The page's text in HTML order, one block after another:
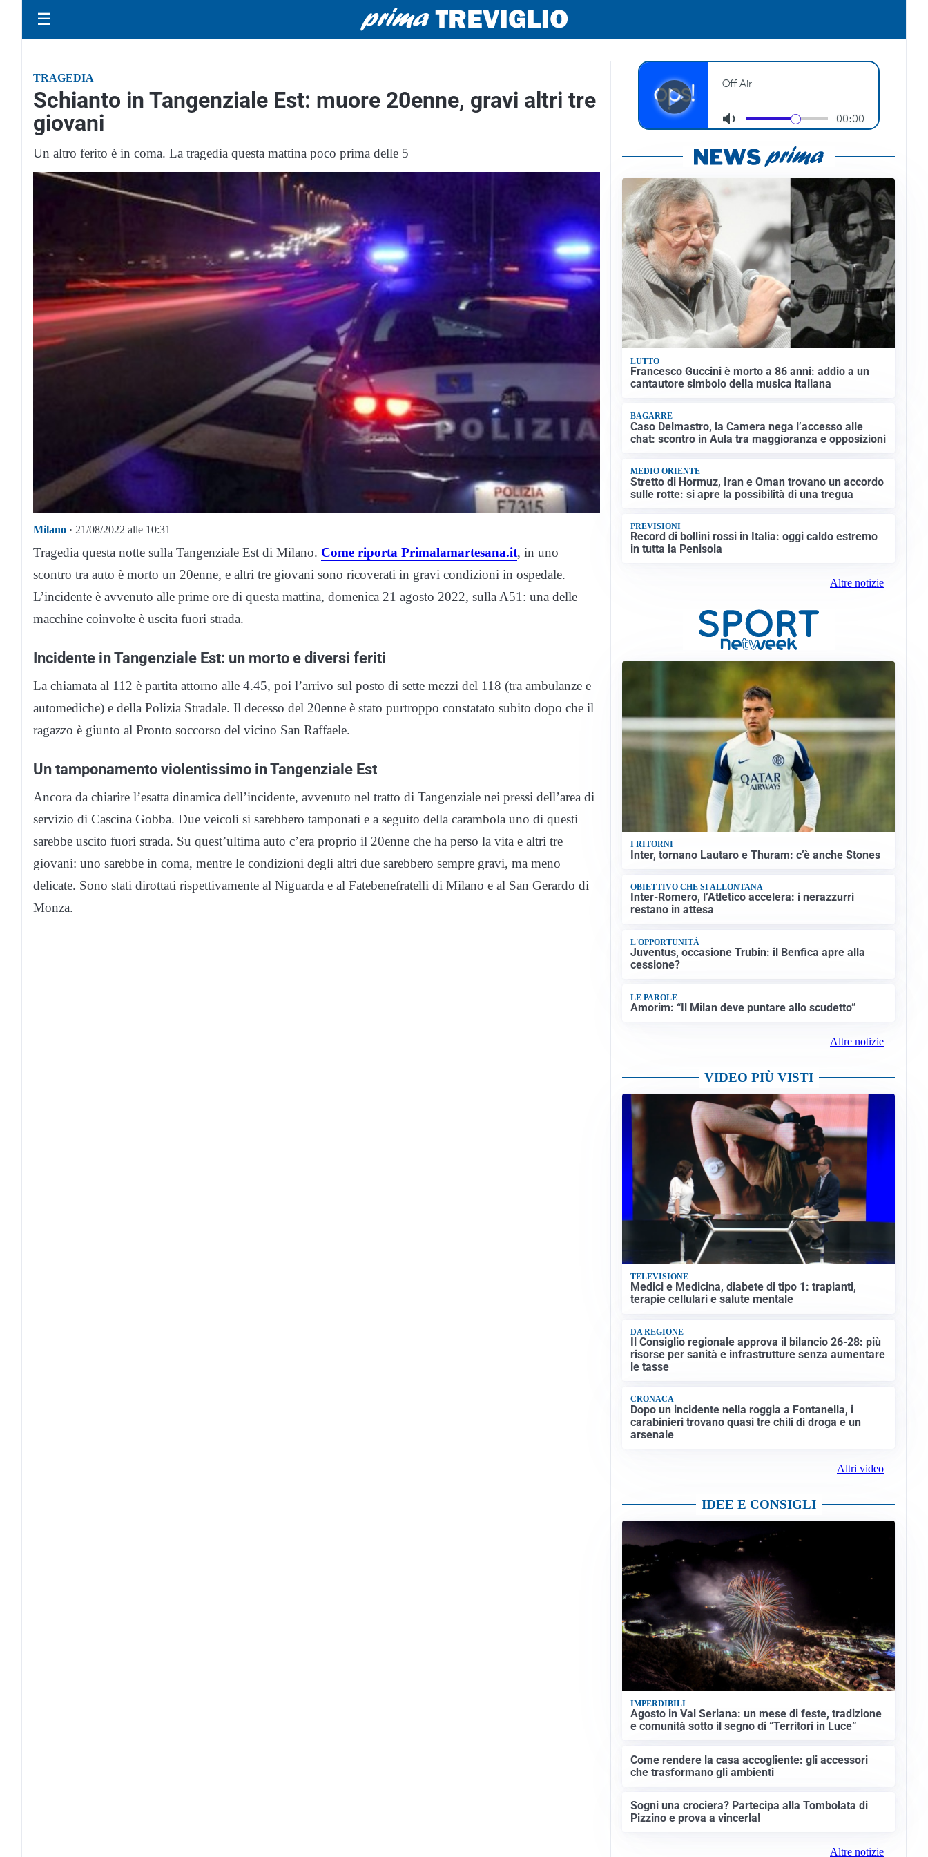
☰
TRAGEDIA
Schianto in Tangenziale Est: muore 20enne, gravi altri tre
giovani
Un altro ferito è in coma. La tragedia questa mattina poco prima delle 5
Milano · 21/08/2022 alle 10:31
Tragedia questa notte sulla Tangenziale Est di Milano. Come riporta Primalamartesana.it, in uno
scontro tra auto è morto un 20enne, e altri tre giovani sono ricoverati in gravi condizioni in ospedale.
L’incidente è avvenuto alle prime ore di questa mattina, domenica 21 agosto 2022, sulla A51: una delle
macchine coinvolte è uscita fuori strada.
Incidente in Tangenziale Est: un morto e diversi feriti
La chiamata al 112 è partita attorno alle 4.45, poi l’arrivo sul posto di sette mezzi del 118 (tra ambulanze e
automediche) e della Polizia Stradale. Il decesso del 20enne è stato purtroppo constatato subito dopo che il
ragazzo è giunto al Pronto soccorso del vicino San Raffaele.
Un tamponamento violentissimo in Tangenziale Est
Ancora da chiarire l’esatta dinamica dell’incidente, avvenuto nel tratto di Tangenziale nei pressi dell’area di
servizio di Cascina Gobba. Due veicoli si sarebbero tamponati e a seguito della carambola uno di questi
sarebbe uscito fuori strada. Su quest’ultima auto c’era proprio il 20enne che ha perso la vita e altri tre
giovani: uno sarebbe in coma, mentre le condizioni degli altri due sarebbero sempre gravi, ma meno
delicate. Sono stati dirottati rispettivamente al Niguarda e al Fatebenefratelli di Milano e al San Gerardo di
Monza.
LUTTO
Francesco Guccini è morto a 86 anni: addio a un
cantautore simbolo della musica italiana
BAGARRE
Caso Delmastro, la Camera nega l’accesso alle
chat: scontro in Aula tra maggioranza e opposizioni
MEDIO ORIENTE
Stretto di Hormuz, Iran e Oman trovano un accordo
sulle rotte: si apre la possibilità di una tregua
PREVISIONI
Record di bollini rossi in Italia: oggi caldo estremo
in tutta la Penisola
Altre notizie
I RITORNI
Inter, tornano Lautaro e Thuram: c’è anche Stones
OBIETTIVO CHE SI ALLONTANA
Inter-Romero, l’Atletico accelera: i nerazzurri
restano in attesa
L'OPPORTUNITÀ
Juventus, occasione Trubin: il Benfica apre alla
cessione?
LE PAROLE
Amorim: “Il Milan deve puntare allo scudetto”
Altre notizie
VIDEO PIÙ VISTI
TELEVISIONE
Medici e Medicina, diabete di tipo 1: trapianti,
terapie cellulari e salute mentale
DA REGIONE
Il Consiglio regionale approva il bilancio 26-28: più
risorse per sanità e infrastrutture senza aumentare
le tasse
CRONACA
Dopo un incidente nella roggia a Fontanella, i
carabinieri trovano quasi tre chili di droga e un
arsenale
Altri video
IDEE E CONSIGLI
IMPERDIBILI
Agosto in Val Seriana: un mese di feste, tradizione
e comunità sotto il segno di “Territori in Luce”
Come rendere la casa accogliente: gli accessori
che trasformano gli ambienti
Sogni una crociera? Partecipa alla Tombolata di
Pizzino e prova a vincerla!
Altre notizie